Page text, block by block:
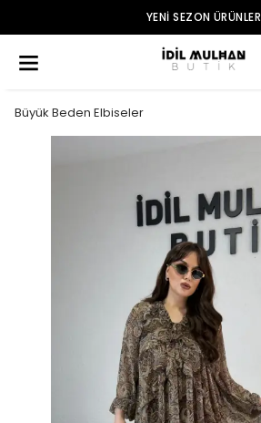
YENI SEZON ÜRÜNLER
Büyük Beden Elbiseler